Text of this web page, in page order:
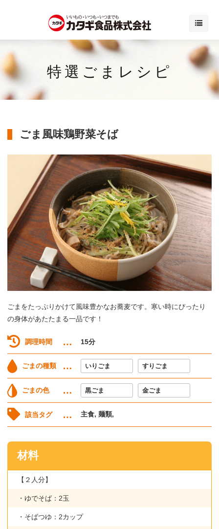
特選ごまレシピ
ごま風味鶏野菜そば
ごまをたっぷりかけて風味豊かなお蕎麦です。寒い時にぴったり
の身体があたたまる一品です！
調理時間 15分
ごまの種類 いりごま すりごま
ごまの色 黒ごま 金ごま
該当タグ 主食, 麺類,
材料
【２人分】
・ゆでそば：2玉
・そばつゆ：2カップ